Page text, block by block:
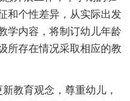
和个性差异，从实际出发
学内容，将制订幼儿年龄
所存在情况采取相应的教
教育观念，尊重幼儿，